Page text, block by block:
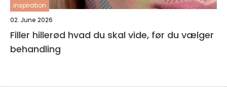
inspiration
02. June 2026
Filler hillerød hvad du skal vide, før du vælger
behandling